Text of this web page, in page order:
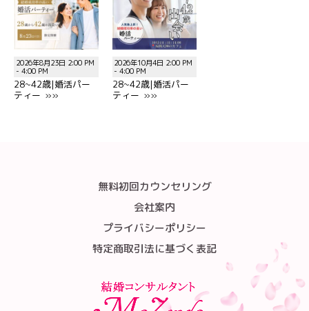
2026年8月23日 2:00 PM
- 4:00 PM
28~42歳|婚活パー
ティー »»
2026年10月4日 2:00 PM
- 4:00 PM
28~42歳|婚活パー
ティー »»
無料初回カウンセリング
会社案内
プライバシーポリシー
特定商取引法に基づく表記